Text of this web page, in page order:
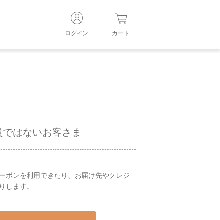
ログイン カート
ではないお客さま
ポンを利用できたり、お届け先やクレジ
します。